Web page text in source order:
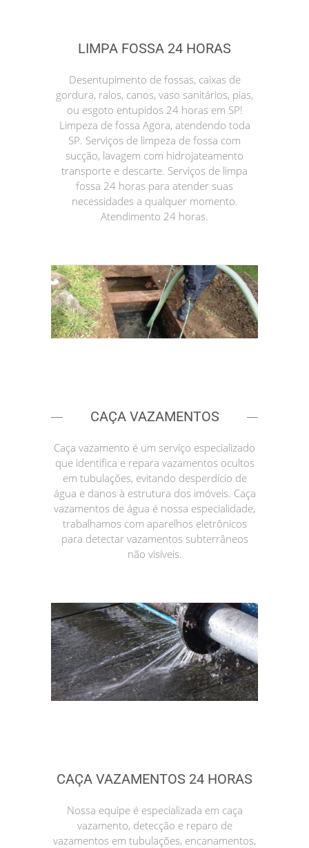
LIMPA FOSSA 24 HORAS
Desentupimento de fossas, caixas de
gordura, ralos, canos, vaso sanitários, pias,
ou esgoto entupidos 24 horas em SP!
Limpeza de fossa Agora, atendendo toda
SP. Serviços de limpeza de fossa com
sucção, lavagem com hidrojateamento
transporte e descarte. Serviços de limpa
fossa 24 horas para atender suas
necessidades a qualquer momento.
Atendimento 24 horas.
CAÇA VAZAMENTOS
Caça vazamento é um serviço especializado
que identifica e repara vazamentos ocultos
em tubulações, evitando desperdício de
água e danos à estrutura dos imóveis. Caça
vazamentos de água é nossa especialidade,
trabalhamos com aparelhos eletrônicos
para detectar vazamentos subterrâneos
não visíveis.
CAÇA VAZAMENTOS 24 HORAS
Nossa equipe é especializada em caça
vazamento, detecção e reparo de
vazamentos em tubulações, encanamentos,